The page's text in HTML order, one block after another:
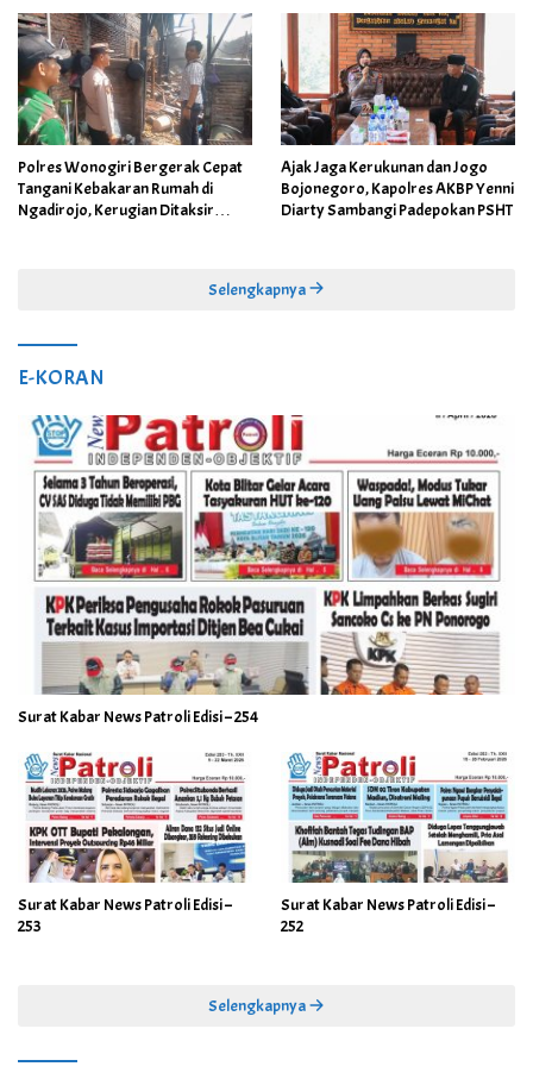
Polres Wonogiri Bergerak Cepat
Tangani Kebakaran Rumah di
Ngadirojo, Kerugian Ditaksir
Ajak Jaga Kerukunan dan Jogo
Bojonegoro, Kapolres AKBP Yenni
Diarty Sambangi Padepokan PSHT
Selengkapnya
E-KORAN
Surat Kabar News Patroli Edisi – 254
Surat Kabar News Patroli Edisi –
253
Surat Kabar News Patroli Edisi –
252
Selengkapnya